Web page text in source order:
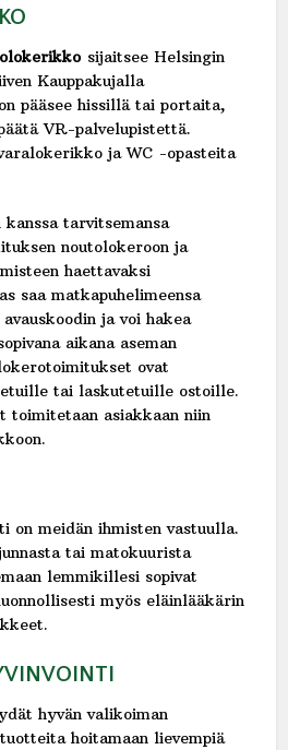
sijaitsee Helsingin
Kauppakujalla
pääsee hissillä tai portaita,
VR-palvelupistettä.
ja WC -opasteita
tarvitsemansa
noutolokeroon ja
haettavaksi
saa matkapuhelimeensa
ja voi hakea
aikana aseman
ovat
tai laskutetuille ostoille.
toimitetaan asiakkaan niin
on meidän ihmisten vastuulla.
tai matokuurista
lemmikillesi sopivat
myös eläinlääkärin
hyvän valikoiman
hoitamaan lievempiä